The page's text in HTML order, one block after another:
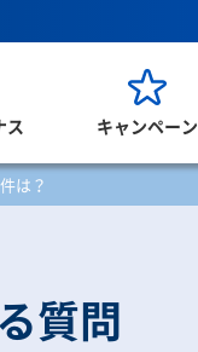
ス キャンペーン
は？
質問